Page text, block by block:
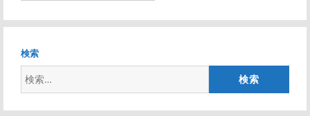
ゴ
リ
ー
検索
索: